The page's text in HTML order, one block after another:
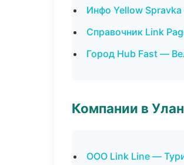
Инфо Yellow
Справочник Link
Город Hub Fast —
Компании в
ООО Link Line —